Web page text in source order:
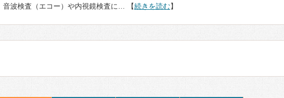
音波検査（エコー）や内視鏡検査に… 【続きを読む】